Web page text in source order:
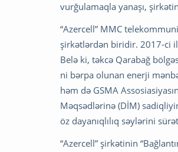
vurğulamaqla yanaşı,
“Azercell” MMC
şirkətlərdən biridir. 2017-ci
Belə ki, təkcə Qarabağ
ni bərpa olunan enerji
həm də GSMA
Məqsədlərinə (DİM)
öz dayanıqlılıq səylərini
“Azercell” şirkətinin